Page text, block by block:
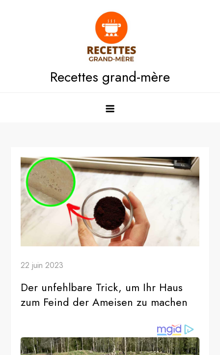
Recettes grand-mère
22 juin 2023
Der unfehlbare Trick, um Ihr Haus
zum Feind der Ameisen zu machen